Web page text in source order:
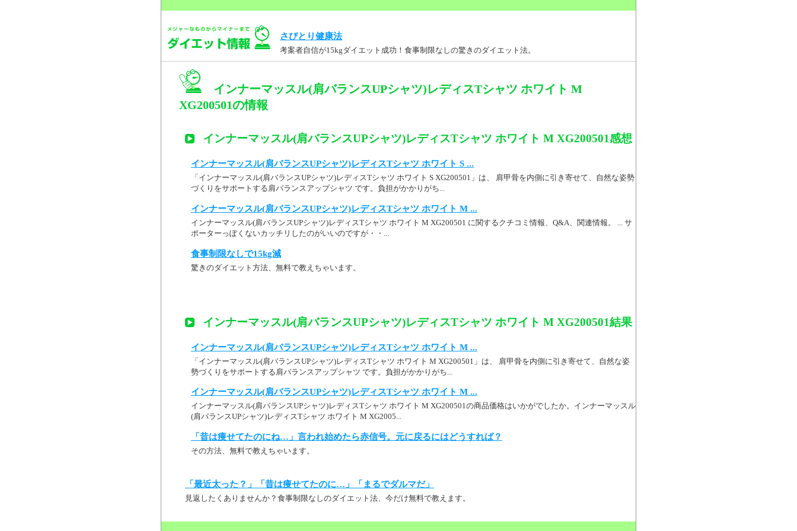
さびとり健康法
考案者自信が15kgダイエット成功！食事制限なしの驚きのダイエット法。
インナーマッスル(肩バランスUPシャツ)レディスTシャツ ホワイト M
XG200501の情報
インナーマッスル(肩バランスUPシャツ)レディスTシャツ ホワイト M XG200501感想
インナーマッスル(肩バランスUPシャツ)レディスTシャツ ホワイト S ...
「インナーマッスル(肩バランスUPシャツ)レディスTシャツ ホワイト S XG200501」は、 肩甲骨を内側に引き寄せて、自然な姿勢
づくりをサポートする肩バランスアップシャツ です。負担がかかりがち...
インナーマッスル(肩バランスUPシャツ)レディスTシャツ ホワイト M ...
インナーマッスル(肩バランスUPシャツ)レディスTシャツ ホワイト M XG200501 に関するクチコミ情報、Q&A、関連情報。 ... サ
ポーターっぽくないカッチリしたのがいいのですが・・...
食事制限なしで15kg減
驚きのダイエット方法、無料で教えちゃいます。
インナーマッスル(肩バランスUPシャツ)レディスTシャツ ホワイト M XG200501結果
インナーマッスル(肩バランスUPシャツ)レディスTシャツ ホワイト M ...
「インナーマッスル(肩バランスUPシャツ)レディスTシャツ ホワイト M XG200501」は、 肩甲骨を内側に引き寄せて、自然な姿
勢づくりをサポートする肩バランスアップシャツ です。負担がかかりがち...
インナーマッスル(肩バランスUPシャツ)レディスTシャツ ホワイト M ...
インナーマッスル(肩バランスUPシャツ)レディスTシャツ ホワイト M XG200501の商品価格はいかがでしたか。インナーマッスル
(肩バランスUPシャツ)レディスTシャツ ホワイト M XG2005...
「昔は痩せてたのにね…」言われ始めたら赤信号。元に戻るにはどうすれば？
その方法、無料で教えちゃいます。
「最近太った？」「昔は痩せてたのに…」「まるでダルマだ」
見返したくありませんか？食事制限なしのダイエット法、今だけ無料で教えます。